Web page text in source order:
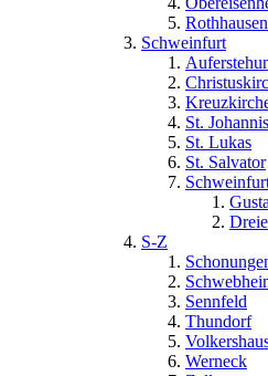
Rothhausen
Schweinfurt
St. Johannis
St. Lukas
St. Salvator
S-Z
Sennfeld
Thundorf
Werneck